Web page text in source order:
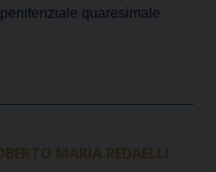
quaresimale
MARIA REDAELLI